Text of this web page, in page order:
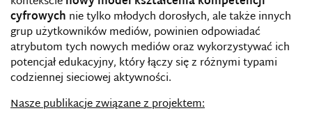
cyfrowych nie tylko młodych dorosłych, ale także innych
grup użytkowników mediów, powinien odpowiadać
atrybutom tych nowych mediów oraz wykorzystywać ich
potencjał edukacyjny, który łączy się z różnymi typami
codziennej sieciowej aktywności.
Nasze publikacje związane z projektem: